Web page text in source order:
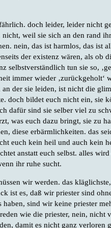
doch leider, leider nicht
weil sie sich an den rand
nein, das ist harmlos, das ist
der existenz wären, als ob
selbstverständlich tun sie so,
immer wieder ‚zurückgeholt‘
der sie leiden, ist nicht die
doch bildet euch nicht ein, sie
dafür sind sie selber viel zu
was euch dazu bringt, sie zu
diese erbärmlichkeiten. das
euch kein heil und auch kein
anstatt euch selbst. alles
ihr ruhe sucht.
wir werden. das
ist es, daß wir priester sind
sind wir keine priester
wie die priester, nein, nicht
damit es nicht ganz verloren